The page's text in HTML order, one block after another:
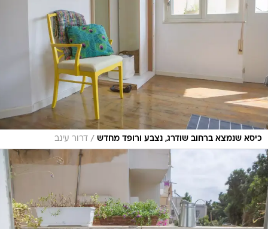
כיסא שנמצא ברחוב שודרג, נצבע ורופד מחדש / דרור עינב